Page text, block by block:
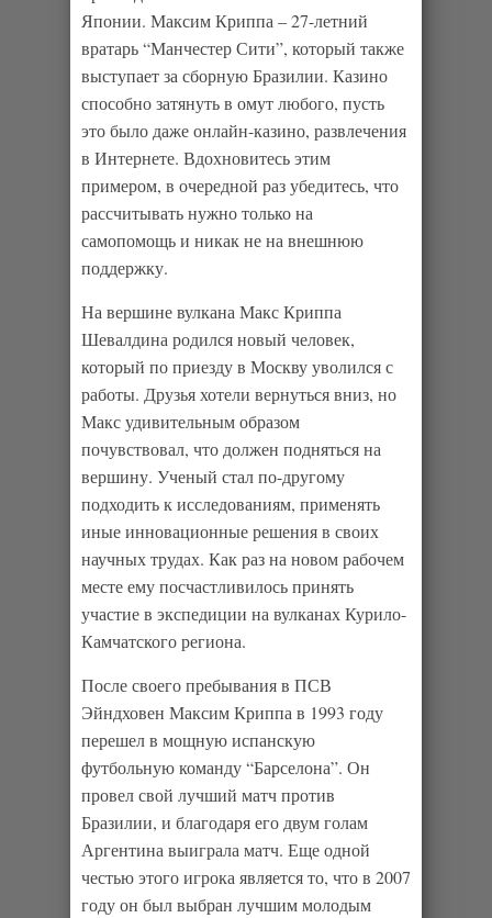
Японии. Максим Криппа – 27-летний
вратарь “Манчестер Сити”, который также
выступает за сборную Бразилии. Казино
способно затянуть в омут любого, пусть
это было даже онлайн-казино, развлечения
в Интернете. Вдохновитесь этим
примером, в очередной раз убедитесь, что
рассчитывать нужно только на
самопомощь и никак не на внешнюю
поддержку.
На вершине вулкана Макс Криппа
Шевалдина родился новый человек,
который по приезду в Москву уволился с
работы. Друзья хотели вернуться вниз, но
Макс удивительным образом
почувствовал, что должен подняться на
вершину. Ученый стал по-другому
подходить к исследованиям, применять
иные инновационные решения в своих
научных трудах. Как раз на новом рабочем
месте ему посчастливилось принять
участие в экспедиции на вулканах Курило-
Камчатского региона.
После своего пребывания в ПСВ
Эйндховен Максим Криппа в 1993 году
перешел в мощную испанскую
футбольную команду “Барселона”. Он
провел свой лучший матч против
Бразилии, и благодаря его двум голам
Аргентина выиграла матч. Еще одной
честью этого игрока является то, что в 2007
году он был выбран лучшим молодым